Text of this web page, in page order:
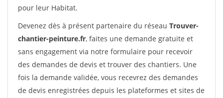
pour leur Habitat.
Devenez dès à présent partenaire du réseau Trouver-
chantier-peinture.fr, faites une demande gratuite et
sans engagement via notre formulaire pour recevoir
des demandes de devis et trouver des chantiers. Une
fois la demande validée, vous recevrez des demandes
de devis enregistrées depuis les plateformes et sites de